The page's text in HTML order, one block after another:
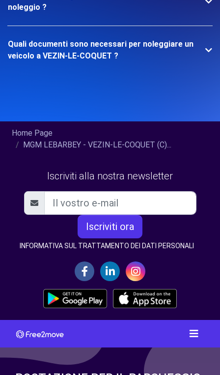
noleggio ?
Quali documenti sono necessari per noleggiare un
veicolo a VEZIN-LE-COQUET ?
Home Page
MGM LEBARBEY - VEZIN-LE-COQUET (C)...
Iscriviti alla nostra newsletter
Iscriviti ora
INFORMATIVA SUL TRATTAMENTO DEI DATI PERSONALI